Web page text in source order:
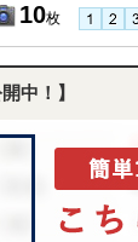
10枚
中！】